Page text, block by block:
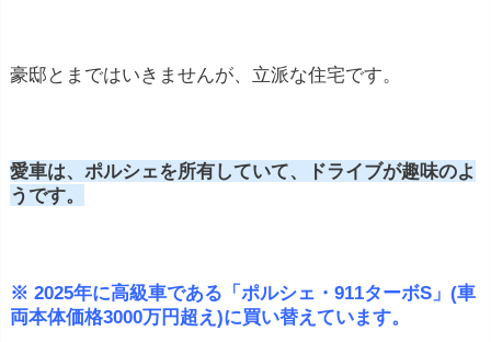
豪邸とまではいきませんが、立派な住宅です。
愛車は、ポルシェを所有していて、ドライブが趣味のよ
うです。
※ 2025年に高級車である「ポルシェ・911ターボS」(車
両本体価格3000万円超え)に買い替えています。